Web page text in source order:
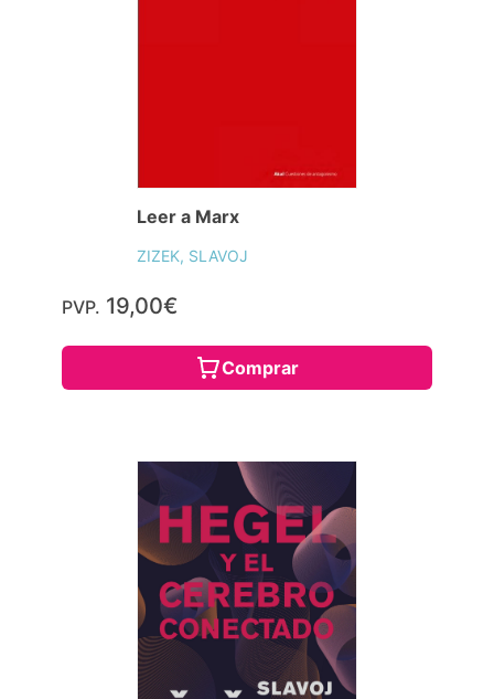
Leer a Marx
ZIZEK, SLAVOJ
PVP. 19,00€
Comprar